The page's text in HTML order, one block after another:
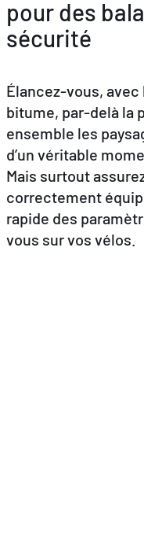
pour des
sécurité
Élancez-vous, avec
bitume, par-delà la
ensemble les
d’un véritable
Mais surtout
correctement
rapide des
vous sur vos vélos.